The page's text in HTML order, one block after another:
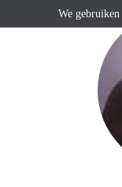
We gebruiken